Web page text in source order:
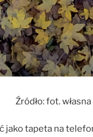
Źródło: fot. własna
jako tapeta na